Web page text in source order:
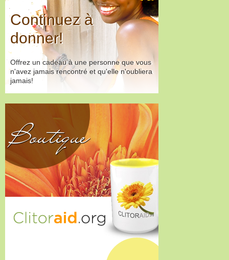
Continuez à
donner!
Offrez un cadeau à une personne que vous
n'avez jamais rencontré et qu'elle n'oubliera
jamais!
Boutique